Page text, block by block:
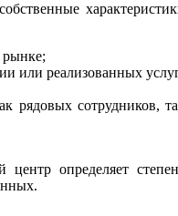
рынке;
или реализованных
рядовых сотрудников,
определяет